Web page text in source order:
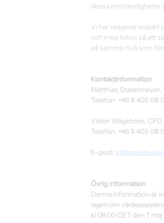
dessa omständigheter
Vi har reagerat snabbt
och med fokus på att
på samma nivå som
Kontaktinformation
Matthias
Telefon: +46 8 405 08
Viktor Wågström, CFO
Telefon: +46 8 405 08
E-post:
Övrig information
Denna information är
lagen om
kl 08.00 CET den 7